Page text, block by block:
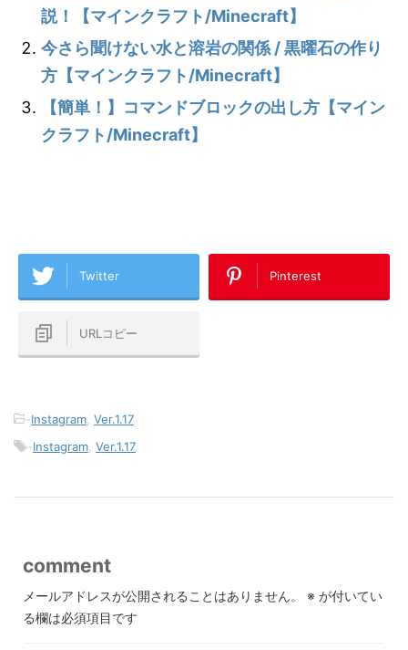
説！【マインクラフト/Minecraft】
今さら聞けない水と溶岩の関係 / 黒曜石の作り
方【マインクラフト/Minecraft】
【簡単！】コマンドブロックの出し方【マイン
クラフト/Minecraft】
Twitter Pinterest
URLコピー
-Instagram, Ver.1.17
-Instagram, Ver.1.17
comment
メールアドレスが公開されることはありません。 ※ が付いてい
る欄は必須項目です